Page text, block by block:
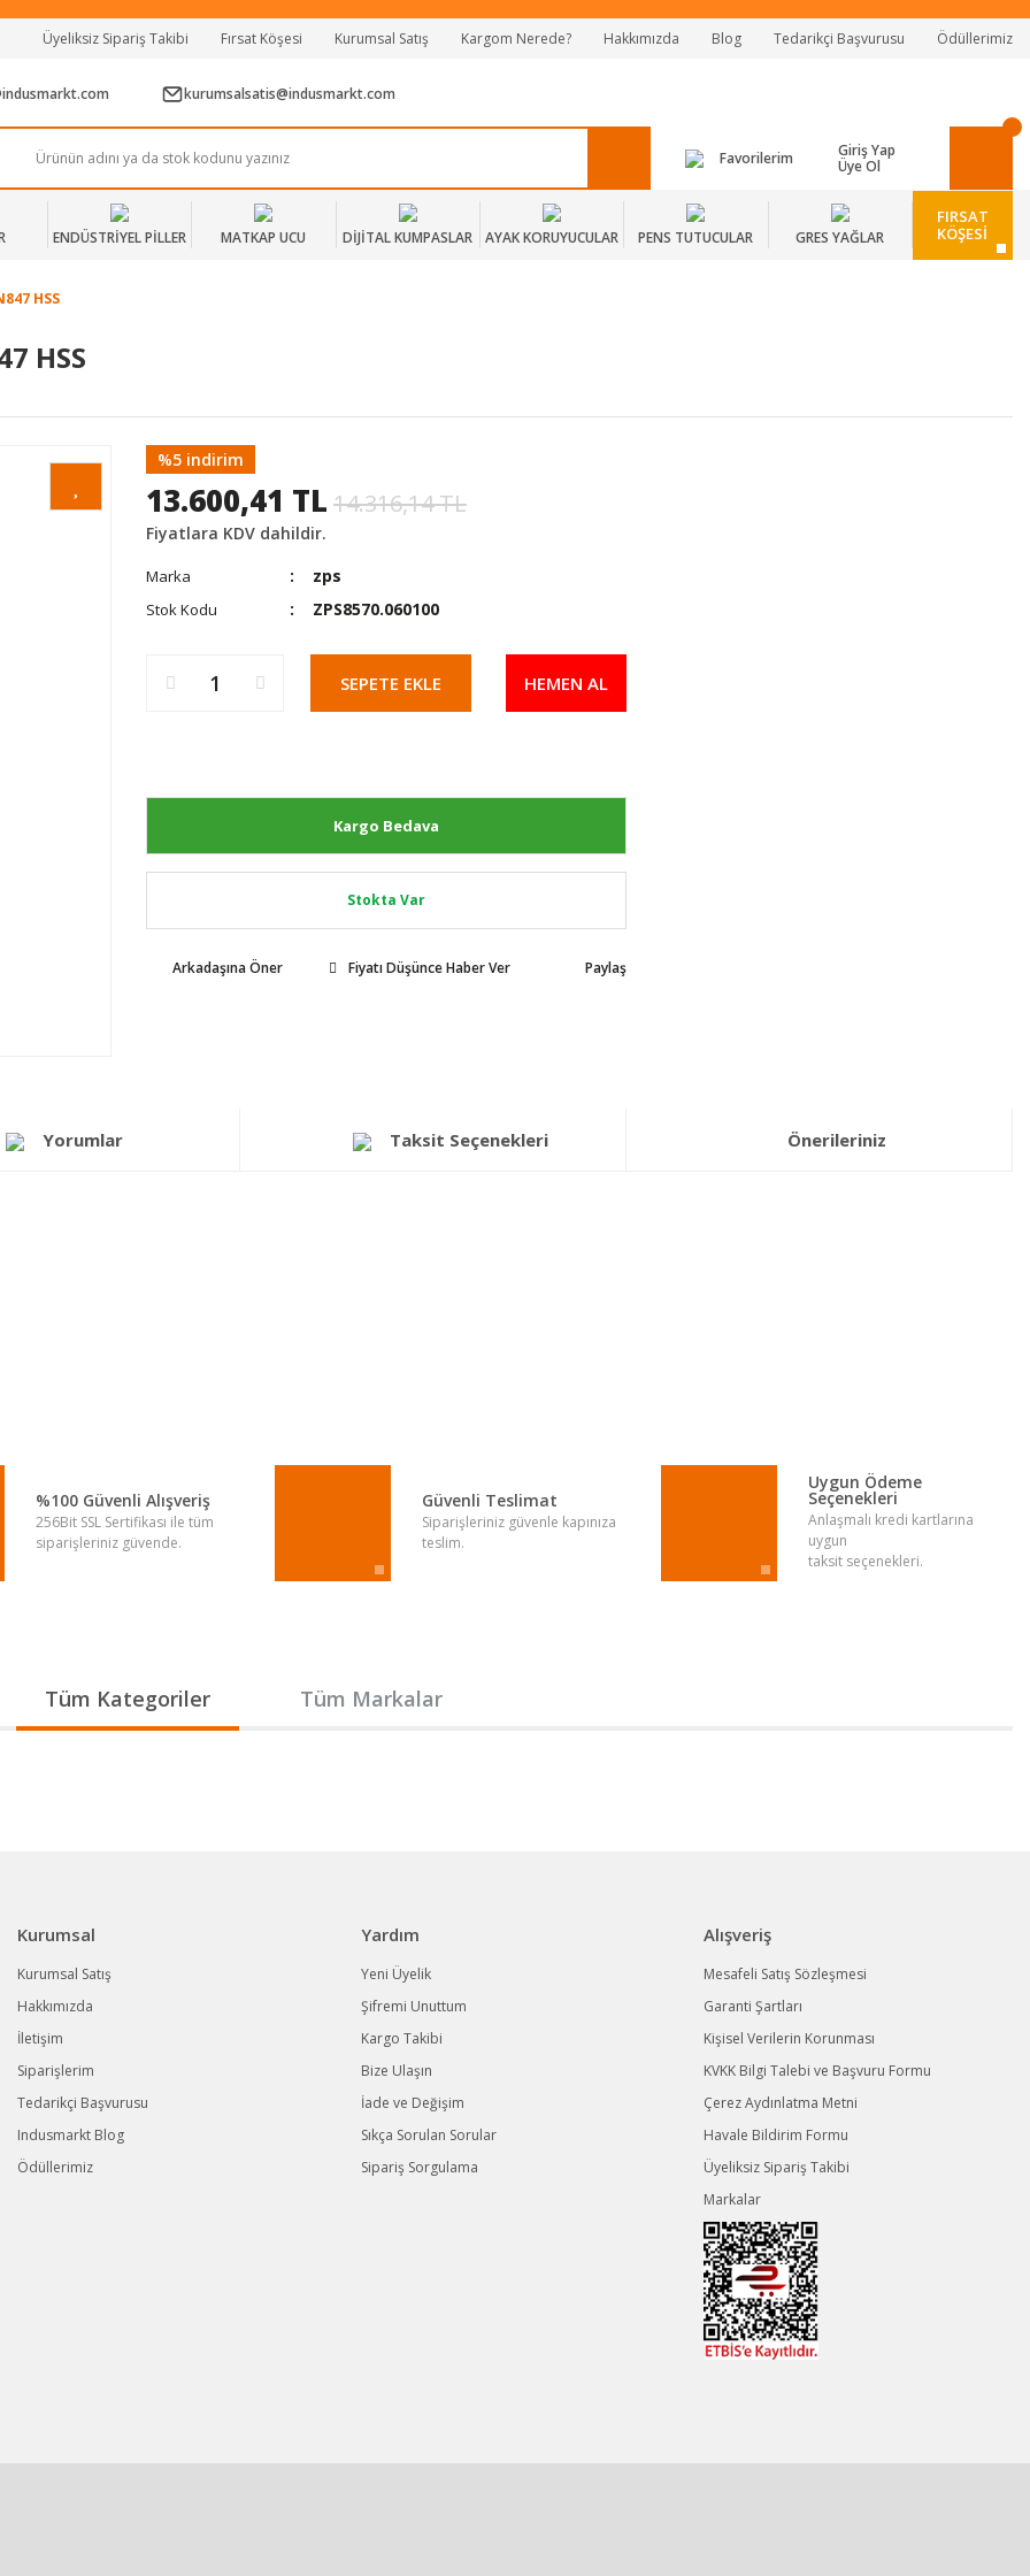
Tüm Alışverişlerde Vade Farksız 2 Taksit!
Mağazadan Teslim & Kolay İade
Üyeliksiz Sipariş Takibi Fırsat Köşesi Kurumsal Satış Kargom Nerede? Hakkımızda Blog Tedarikçi Başvurusu Ödüllerimiz
kurumsalsatis@indusmarkt.com
Favorilerim
Giriş Yap
Üye Ol
ENDÜSTRİYEL PİLLER MATKAP UCU DİJİTAL KUMPASLAR AYAK KORUYUCULAR PENS TUTUCULAR GRES YAĞLAR
FIRSAT
KÖŞESİ
HSS
HSS
%5 indirim
13.600,41 TL 14.316,14 TL
Fiyatlara KDV dahildir.
Marka zps
Stok Kodu ZPS8570.060100
SEPETE EKLE HEMEN AL
Kargo Bedava
Stokta Var
Arkadaşına Öner Fiyatı Düşünce Haber Ver Paylaş
Yorumlar Taksit Seçenekleri Önerileriniz
%100 Güvenli Alışveriş
256Bit SSL Sertifikası ile tüm
siparişleriniz güvende.
Güvenli Teslimat
Siparişleriniz güvenle kapınıza
teslim.
Uygun Ödeme
Seçenekleri
Anlaşmalı kredi kartlarına
uygun
taksit seçenekleri.
Tüm Kategoriler Tüm Markalar
Kurumsal
Kurumsal Satış
Hakkımızda
İletişim
Siparişlerim
Tedarikçi Başvurusu
Indusmarkt Blog
Ödüllerimiz
Yardım
Yeni Üyelik
Şifremi Unuttum
Kargo Takibi
Bize Ulaşın
İade ve Değişim
Sıkça Sorulan Sorular
Sipariş Sorgulama
Alışveriş
Mesafeli Satış Sözleşmesi
Garanti Şartları
Kişisel Verilerin Korunması
KVKK Bilgi Talebi ve Başvuru Formu
Çerez Aydınlatma Metni
Havale Bildirim Formu
Üyeliksiz Sipariş Takibi
Markalar